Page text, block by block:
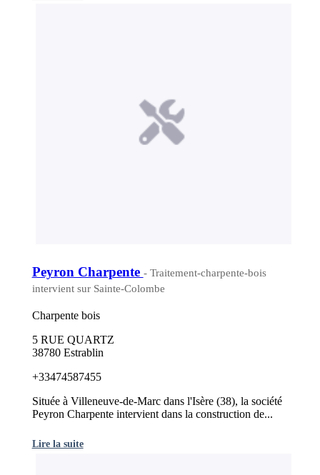
Peyron Charpente - Traitement-charpente-bois
intervient sur Sainte-Colombe
Charpente bois
5 RUE QUARTZ
38780 Estrablin
+33474587455
Située à Villeneuve-de-Marc dans l'Isère (38), la société
Peyron Charpente intervient dans la construction de...
Lire la suite